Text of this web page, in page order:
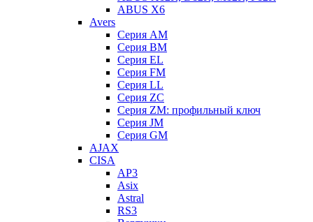
ABUS X6
Avers
Серия AM
Серия BM
Серия EL
Серия FM
Серия LL
Серия ZC
Серия ZM: профильный ключ
Серия JM
Серия GM
AJAX
CISA
AP3
Asix
Astral
RS3